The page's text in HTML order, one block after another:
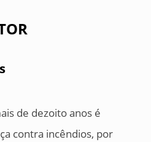
de dezoito anos é
contra incêndios, por